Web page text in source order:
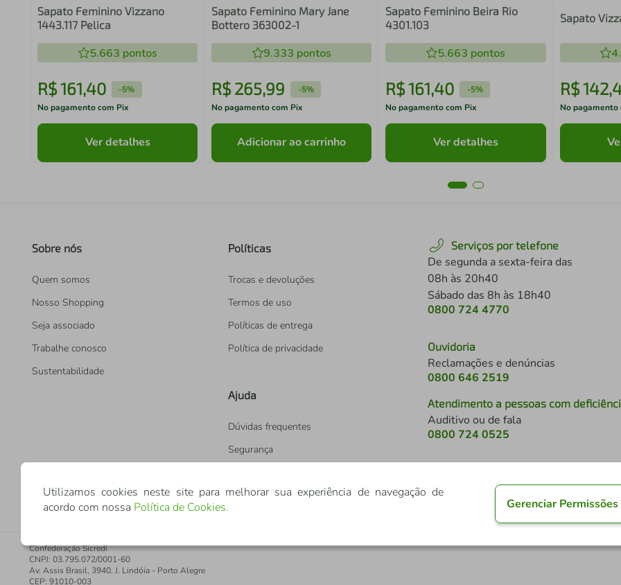
Sapato Feminino Vizzano
1443.117 Pelica
5.663 pontos
R$161,40 -5%
No pagamento com Pix
Ver detalhes
Sapato Feminino Mary Jane
Bottero 363002-1
9.333 pontos
R$ 265,99 -5%
No pagamento com Pix
Adicionar ao carrinho
Sapato Feminino Beira Rio
4301.103
5.663 pontos
R$161,40 -5%
No pagamento com Pix
Ver detalhes
Sapato
R$142,
No pagamento
Sobre nós
Quem somos
Nosso Shopping
Seja associado
Trabalhe conosco
Sustentabilidade
Políticas
Trocas e devoluções
Termos de uso
Políticas de entrega
Política de privacidade
Ajuda
Dúvidas frequentes
Segurança
Serviços por telefone
De segunda a sexta-feira das
08h às 20h40
Sábado das 8h às 18h40
0800 724 4770
Ouvidoria
Reclamações e denúncias
0800 646 2519
Atendimento a pessoas com
Auditivo ou de fala
0800 724 0525
Confederação Sicredi
CNPJ: 03.795.072/0001-60
Av. Assis Brasil, 3940, J. Lindóia - Porto Alegre
CEP: 91010-003
Utilizamos cookies neste site para melhorar sua experiência de navegação de
acordo com nossa Política de Cookies. Gerenciar